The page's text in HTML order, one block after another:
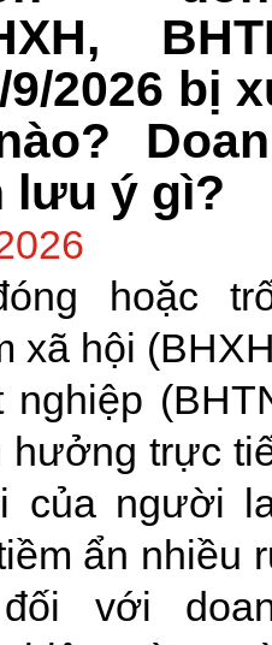
2026 bị
lưu ý gì?
hoặc
xã hội
nghiệp
hưởng trực
của người
ẩn nhiều
với